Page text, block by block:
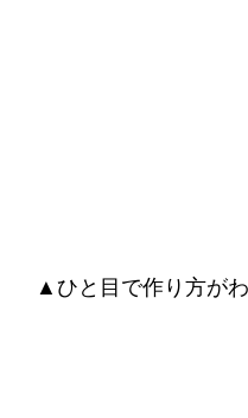
▲ひと目で作り方が